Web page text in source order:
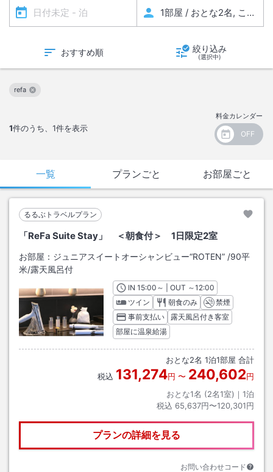
おすすめ順 絞り込み
(選択中)
1件のうち、 1件を表示
料金カレンダー
refa
この絞り込み条件を解除
一覧 プランごと お部屋ごと
るるぶトラベルプラン
「ReFa Suite Stay」 ＜朝食付＞ 1日限定2室
お部屋： ジュニアスイートオーシャンビュー“ROTEN” /90平
米/露天風呂付
INチェックイン
15:00 ～ | OUT チェックアウト
～12:00
ツイン
朝食のみ
禁煙
事前支払い
露天風呂付き客室
部屋に温泉給湯
おとな2名 1泊1部屋 合計
税込 131,274円 〜 240,602円
おとな1名 (2名1室)｜ 1泊
税込 65,637円〜120,301円
プランの詳細を見る
お問い合わせコード